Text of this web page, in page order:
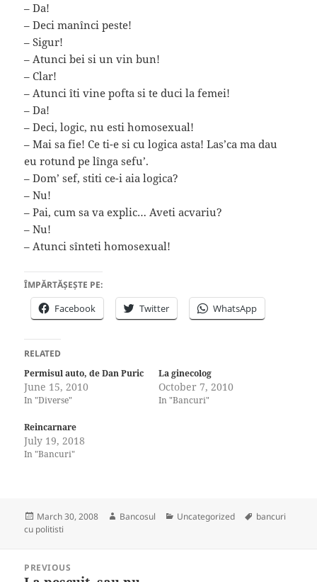
– Da!
– Deci manînci peste!
– Sigur!
– Atunci bei si un vin bun!
– Clar!
– Atunci îti vine pofta si te duci la femei!
– Da!
– Deci, logic, nu esti homosexual!
– Mai sa fie! Ce ti-e si cu logica asta! Las’ca ma dau
eu rotund pe lînga sefu’.
– Dom’ sef, stiti ce-i aia logica?
– Nu!
– Pai, cum sa va explic… Aveti acvariu?
– Nu!
– Atunci sînteti homosexual!
ÎMPĂRTĂȘEȘTE PE:
Facebook Twitter WhatsApp
RELATED
Permisul auto, de Dan Puric
June 15, 2010
In "Diverse"
La ginecolog
October 7, 2010
In "Bancuri"
Reincarnare
July 19, 2018
In "Bancuri"
Posted
on
March 30, 2008 Author
Bancosul Categories
Uncategorized Tags
bancuri
cu politisti
navigation
PREVIOUS